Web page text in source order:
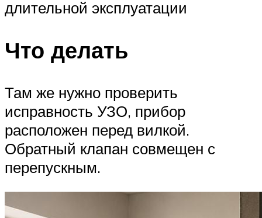
длительной эксплуатации
Что делать
Там же нужно проверить
исправность УЗО, прибор
расположен перед вилкой.
Обратный клапан совмещен с
перепускным.